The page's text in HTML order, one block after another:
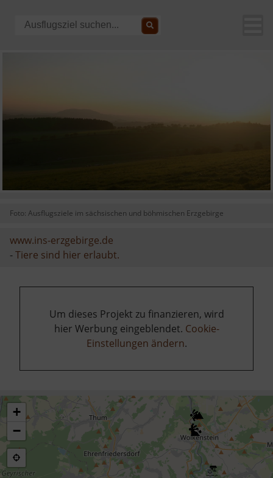
Foto: Ausflugsziele im sächsischen und böhmischen Erzgebirge
www.ins-erzgebirge.de
-Tiere sind hier erlaubt.
Um dieses Projekt zu finanzieren, wird
hier Werbung eingeblendet. Cookie-
Einstellungen ändern.
+
−